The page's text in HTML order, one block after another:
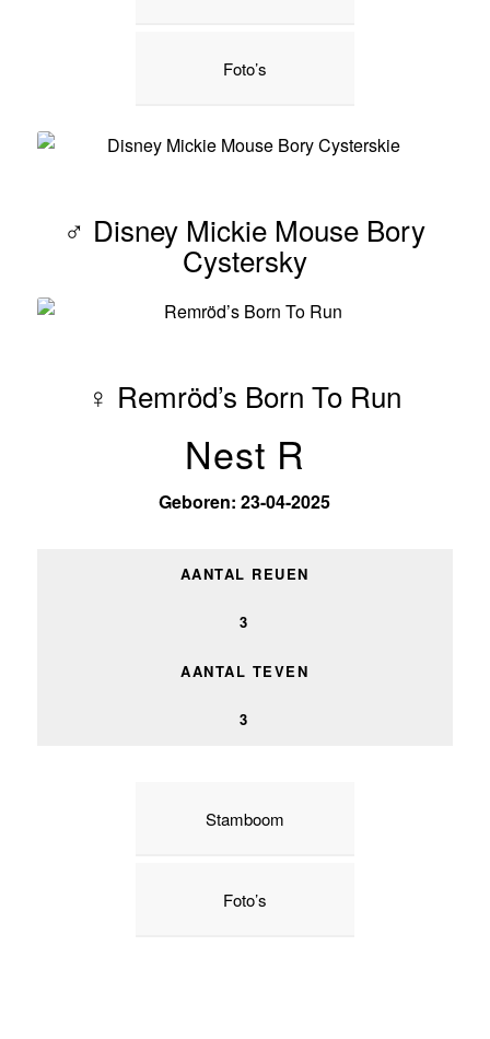
Foto’s
♂ Disney Mickie Mouse Bory
Cystersky
♀ Remröd’s Born To Run
Nest R
Geboren: 23-04-2025
AANTAL REUEN
3
AANTAL TEVEN
3
Stamboom
Foto’s